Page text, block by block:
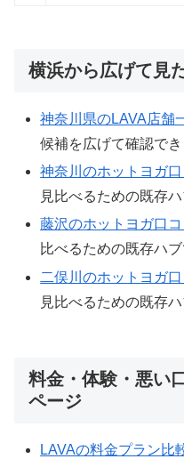
横浜から広げて見
神奈川県のLAVA店舗
候補を広げて確認でき
神奈川のホットヨガ
見比べるための既存ハ
藤沢のホットヨガ口
比べるための既存ハブ
二俣川のホットヨガ
見比べるための既存ハ
料金・体験・悪い
ページ
LAVAの料金プラン比